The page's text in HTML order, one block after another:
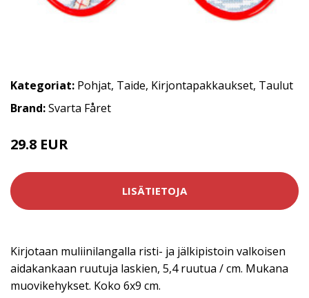
Kategoriat: Pohjat, Taide, Kirjontapakkaukset, Taulut
Brand:Svarta Fåret
29.8 EUR
LISÄTIETOJA
Kirjotaan muliinilangalla risti- ja jälkipistoin valkoisen
aidakankaan ruutuja laskien, 5,4 ruutua / cm. Mukana
muovikehykset. Koko 6x9 cm.